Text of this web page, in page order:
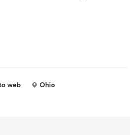
web Ohio